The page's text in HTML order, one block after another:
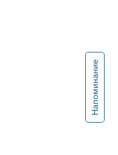
Напоминание